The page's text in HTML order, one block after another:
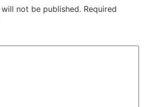
not be published. Required